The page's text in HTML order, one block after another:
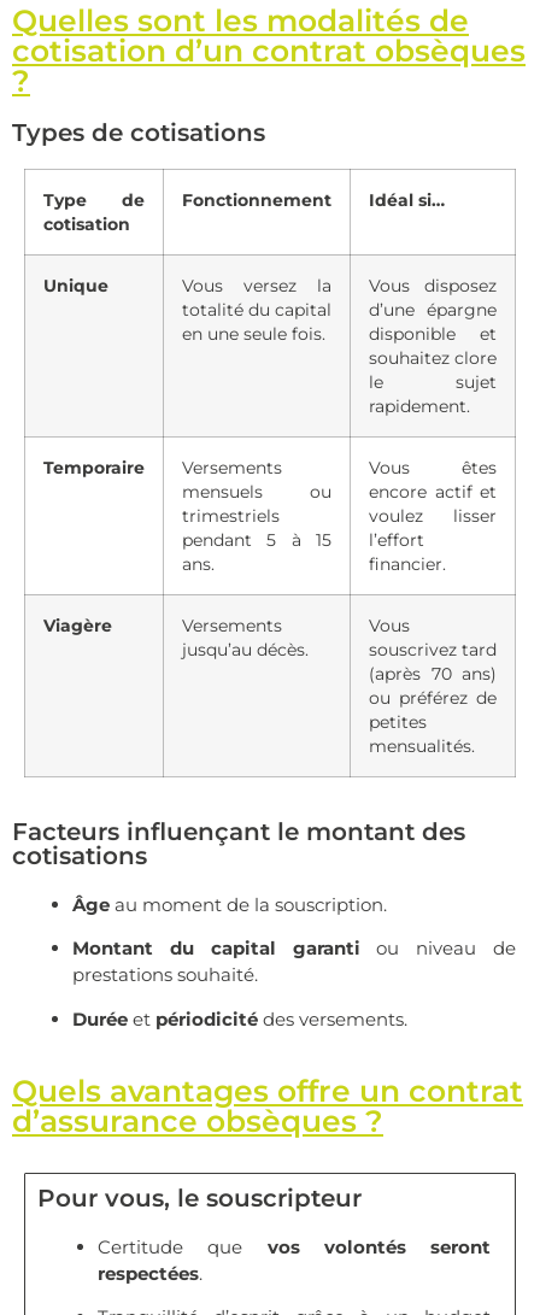
Quelles sont les modalités de
cotisation d’un contrat obsèques
?
Types de cotisations
Type de
cotisation
Fonctionnement Idéal si…
Unique
Vous versez la
totalité du capital
en une seule fois.
Vous disposez
d’une épargne
disponible et
souhaitez clore
le sujet
rapidement.
Temporaire
Versements
mensuels ou
trimestriels
pendant 5 à 15
ans.
Vous êtes
encore actif et
voulez lisser
l’effort
financier.
Viagère
Versements
jusqu’au décès.
Vous
souscrivez tard
(après 70 ans)
ou préférez de
petites
mensualités.
Facteurs influençant le montant des
cotisations
Âge au moment de la souscription.
Montant du capital garanti ou niveau de
prestations souhaité.
Durée et périodicité des versements.
Quels avantages offre un contrat
d’assurance obsèques ?
Pour vous, le souscripteur
Certitude que vos volontés seront
respectées.